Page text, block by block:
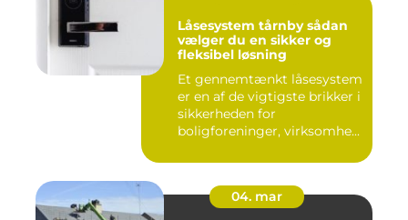
Låsesystem tårnby sådan
vælger du en sikker og
fleksibel løsning
Et gennemtænkt låsesystem
er en af de vigtigste brikker i
sikkerheden for
boligforeninger, virksomhe...
04. mar